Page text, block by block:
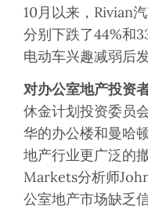
10月以来，Rivian
分别下跌了44%和
电动车兴趣减弱后发
对办公室地产投资
休金计划投资委员
华的办公楼和曼哈
地产行业更广泛的
Markets分析师
公室地产市场缺乏信